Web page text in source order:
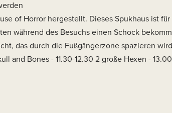
of Horror hergestellt. Dieses Spukhaus ist
während des Besuchs einen Schock
das durch die Fußgängerzone spazieren
and Bones - 11.30-12.30 2 große Hexen -